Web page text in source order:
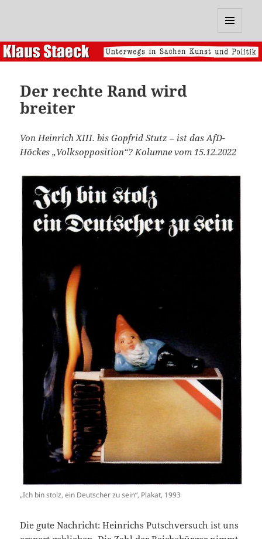
UND
WIDGETS
Der rechte Rand wird
breiter
Von Heinrich XIII. bis Gopfrid Stutz – ist das AfD-
Höckes „Volksopposition“? Kolumne vom 15.12.2022
„Ich bin stolz, ein Deutscher zu sein“, Plakat, 1993
Die gute Nachricht: Heinrichs Putschversuch ist uns